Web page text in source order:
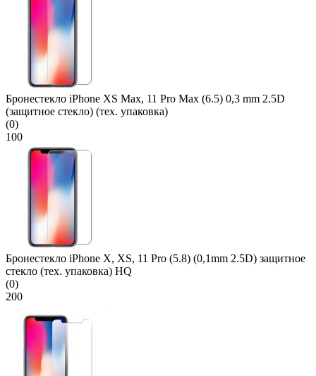
Бронестекло iPhone XS Max, 11 Pro Max (6.5) 0,3 mm 2.5D
(защитное стекло) (тех. упаковка)
(0)
100
Бронестекло iPhone X, XS, 11 Pro (5.8) (0,1mm 2.5D) защитное
стекло (тех. упаковка) HQ
(0)
200